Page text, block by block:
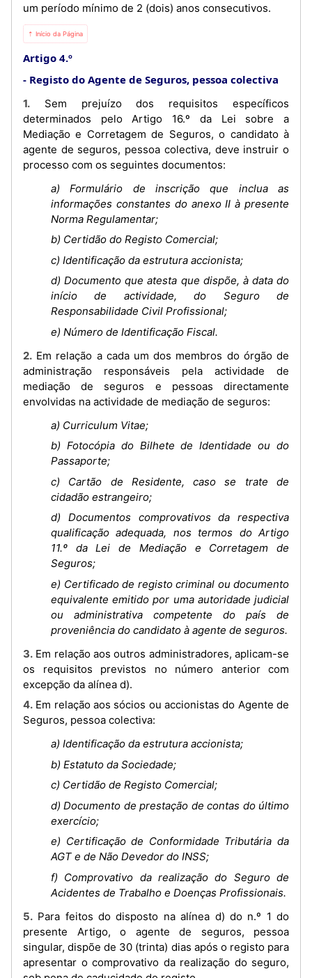
um período mínimo de 2 (dois) anos consecutivos.
⇡ Início da Página
Artigo 4.º
Registo do Agente de Seguros, pessoa colectiva
1. Sem prejuízo dos requisitos específicos
determinados pelo Artigo 16.º da Lei sobre a
Mediação e Corretagem de Seguros, o candidato à
agente de seguros, pessoa colectiva, deve instruir o
processo com os seguintes documentos:
a) Formulário de inscrição que inclua as
informações constantes do anexo II à presente
Norma Regulamentar;
b) Certidão do Registo Comercial;
c) Identificação da estrutura accionista;
d) Documento que atesta que dispõe, à data do
início de actividade, do Seguro de
Responsabilidade Civil Profissional;
e) Número de Identificação Fiscal.
2. Em relação a cada um dos membros do órgão de
administração responsáveis pela actividade de
mediação de seguros e pessoas directamente
envolvidas na actividade de mediação de seguros:
a) Curriculum Vitae;
b) Fotocópia do Bilhete de Identidade ou do
Passaporte;
c) Cartão de Residente, caso se trate de
cidadão estrangeiro;
d) Documentos comprovativos da respectiva
qualificação adequada, nos termos do Artigo
11.º da Lei de Mediação e Corretagem de
Seguros;
e) Certificado de registo criminal ou documento
equivalente emitido por uma autoridade judicial
ou administrativa competente do país de
proveniência do candidato à agente de seguros.
3. Em relação aos outros administradores, aplicam-se
os requisitos previstos no número anterior com
excepção da alínea d).
4. Em relação aos sócios ou accionistas do Agente de
Seguros, pessoa colectiva:
a) Identificação da estrutura accionista;
b) Estatuto da Sociedade;
c) Certidão de Registo Comercial;
d) Documento de prestação de contas do último
exercício;
e) Certificação de Conformidade Tributária da
AGT e de Não Devedor do INSS;
f) Comprovativo da realização do Seguro de
Acidentes de Trabalho e Doenças Profissionais.
5. Para feitos do disposto na alínea d) do n.º 1 do
presente Artigo, o agente de seguros, pessoa
singular, dispõe de 30 (trinta) dias após o registo para
apresentar o comprovativo da realização do seguro,